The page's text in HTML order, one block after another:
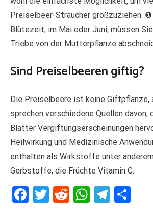
Preiselbeer-Sträucher großzuziehen. ❶
Blütezeit, im Mai oder Juni, müssen
Triebe von der Mutterpflanze
Sind Preiselbeeren giftig?
Die Preiselbeere ist keine Giftpflanze,
sprechen verschiedene Quellen davon,
Blätter Vergiftungserscheinungen
Heilwirkung und Medizinische
enthalten als Wirkstoffe unter
Gerbstoffe, die Früchte Vitamin C.
Facebook
Twitter
RedditWhatsApp